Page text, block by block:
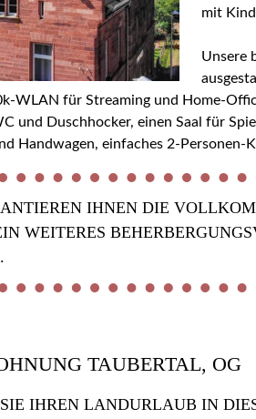
mit
Unsere
WLAN für Streaming und Home-
und Duschhocker, einen Saal für
Handwagen, einfaches 2-
IHNEN DIE
WEITERES
TAUBERTAL, OG
IHREN LANDURLAUB IN